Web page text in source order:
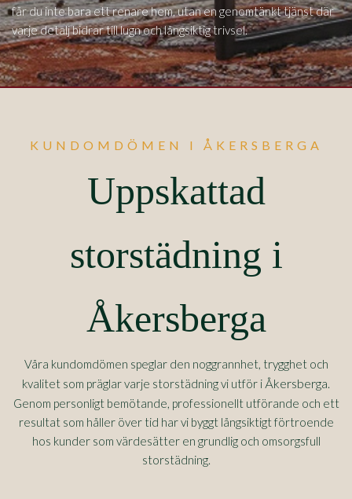
får du inte bara ett renare hem, utan en genomtänkt tjänst där
varje detalj bidrar till lugn och långsiktig trivsel.
KUNDOMDÖMEN I ÅKERSBERGA
Uppskattad
storstädning i
Åkersberga
Våra kundomdömen speglar den noggrannhet, trygghet och
kvalitet som präglar varje storstädning vi utför i Åkersberga
Genom personligt bemötande, professionellt utförande och ett
resultat som håller över tid har vi byggt långsiktigt förtroende
hos kunder som värdesätter en grundlig och omsorgsfull
storstädning.